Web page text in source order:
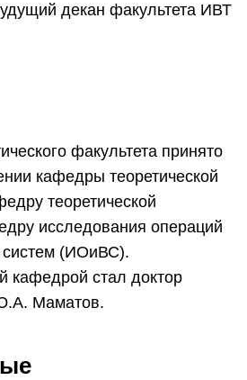
декан факультета ИВТ
факультета принято
кафедры теоретической
теоретической
исследования операций
систем (ИОиВС).
стал доктор
Маматов.